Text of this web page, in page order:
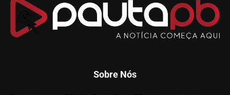
Arthur Lira parabeniza Karla Pimentel por sua
reeleição em Conde
00:23
Aguinaldo Ribeiro destaca apoio do PP a Hugo
preso e faz vídeo na cadeia
Sobre Nós